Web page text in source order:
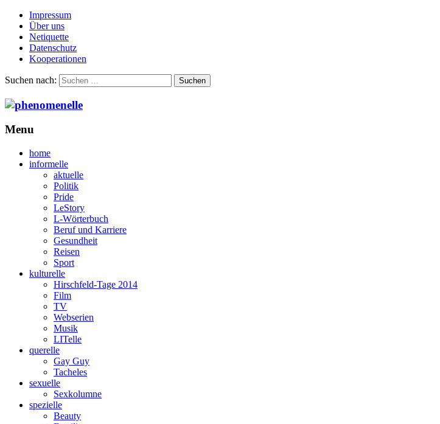
Impressum
Über uns
Netiquette
Datenschutz
Kooperationen
Suchen nach:
Menu
home
informelle
aktuelle
Politik
Pride
LeStory
L-Wörterbuch
Beruf und Karriere
Gesundheit
Reisen
Sport
kulturelle
Hirschfeld-Tage 2014
Film
TV
Webserien
Musik
LITelle
querelle
Gay Guy
Tacheles
sexuelle
Sexkolumne
spezielle
Beauty